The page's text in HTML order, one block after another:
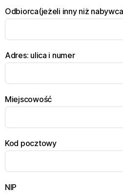
Odbiorca(jeżeli inny niż
Adres: ulica i numer
Miejscowość
Kod pocztowy
NIP